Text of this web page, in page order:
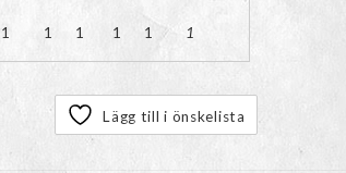
1 1 1 1 1 1
Lägg till i önskelista